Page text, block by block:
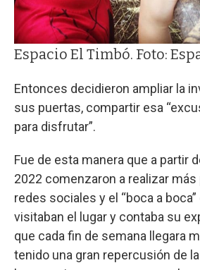
Espacio El Timbó. Foto:
Entonces decidieron ampliar la
sus puertas, compartir esa
para disfrutar”.
Fue de esta manera que a partir
2022 comenzaron a realizar
redes sociales y el “boca a
visitaban el lugar y contaba su
que cada fin de semana llegara
tenido una gran repercusión de